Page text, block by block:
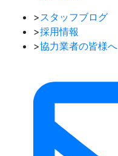
> スタッフブログ
>採用情報
>協力業者の皆様へ